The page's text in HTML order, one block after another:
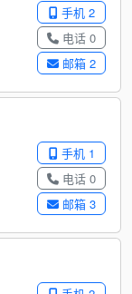
手机 2
电话 0
邮箱 2
手机 1
电话 0
邮箱 3